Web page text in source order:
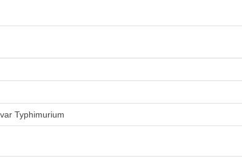
Typhimurium